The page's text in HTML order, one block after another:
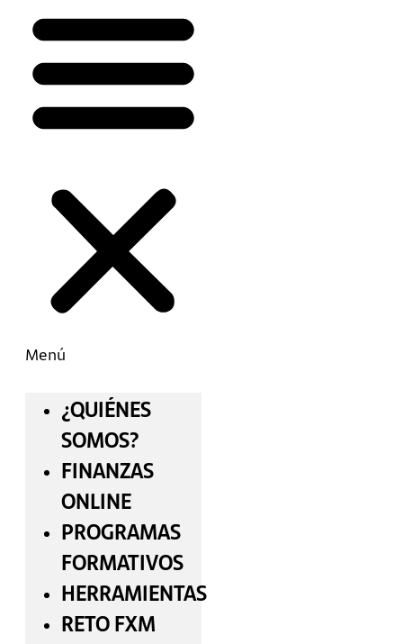
Menú
¿QUIÉNES
SOMOS?
FINANZAS
ONLINE
PROGRAMAS
FORMATIVOS
HERRAMIENTAS
RETO FXM